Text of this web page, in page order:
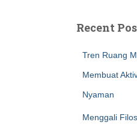
Recent
Tren Ruang
Membuat
Nyaman
Menggali